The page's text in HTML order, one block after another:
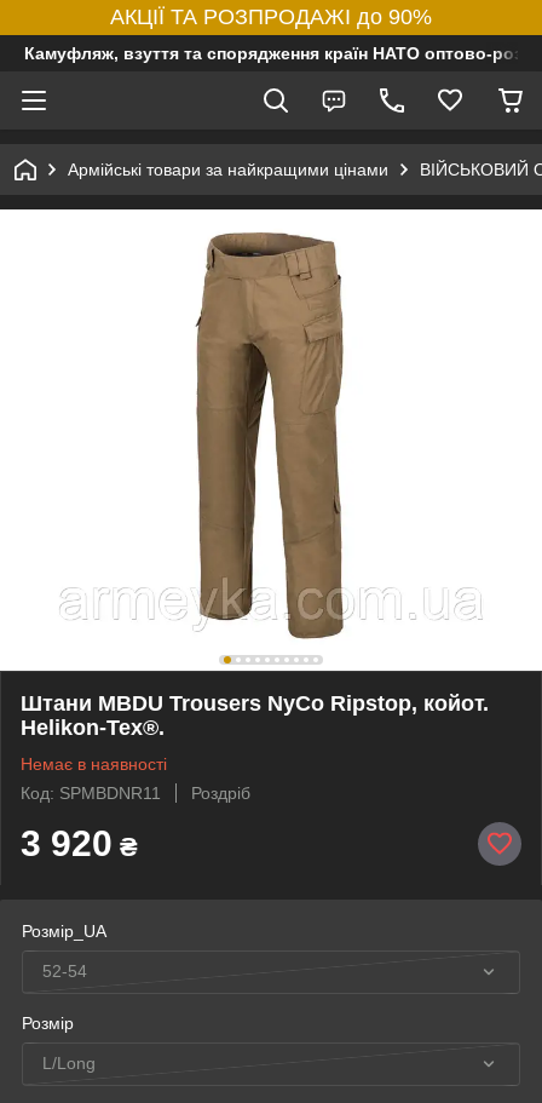
АКЦІЇ ТА РОЗПРОДАЖІ до 90%
Камуфляж, взуття та спорядження країн НАТО оптово-
Армійські товари за найкращими цінами ВІЙСЬКОВИЙ
Штани MBDU Trousers NyCo Ripstop, койот.
Helikon-Tex®.
Немає в наявності
Код: SPMBDNR11
Роздріб
3 920 ₴
Розмір_UA
52-54
Розмір
L/Long